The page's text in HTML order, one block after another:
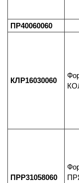
ПР40060060
КЛР16030060
ПРР31058060